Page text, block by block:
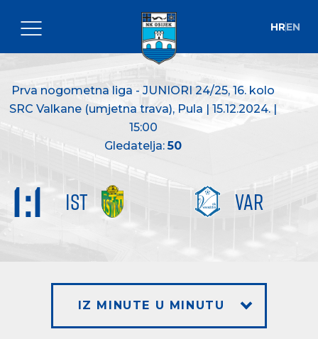
HREN
Prva nogometna liga - JUNIORI 24/25, 16. kolo
SRC Valkane (umjetna trava), Pula | 15.12.2024. |
15:00
Gledatelja:50
IST VAR
1:1
IZ MINUTE U MINUTU